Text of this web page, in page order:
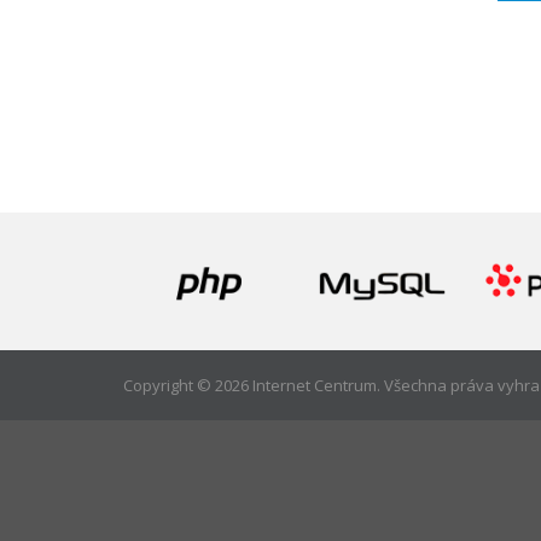
Copyright © 2026 Internet Centrum. Všechna práva